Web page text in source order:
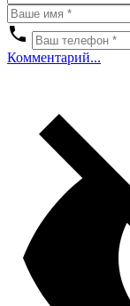
Комментарий...